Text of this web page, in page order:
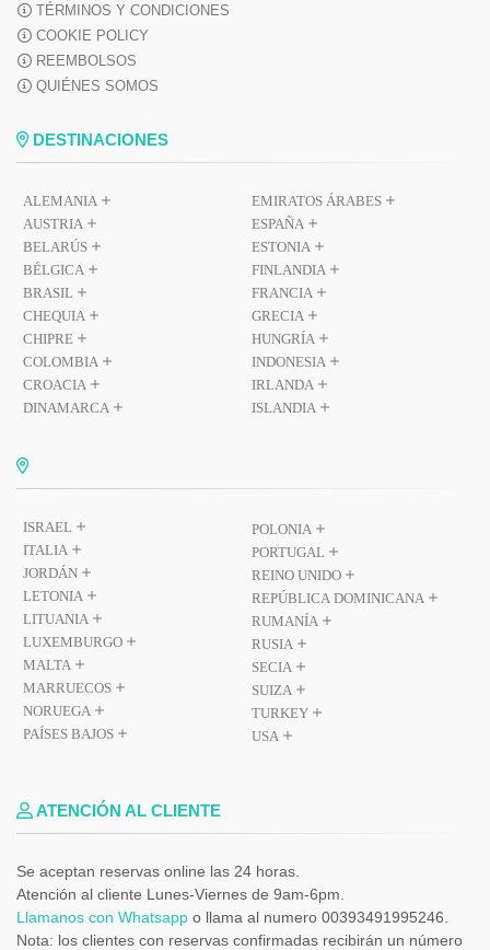
TÉRMINOS Y CONDICIONES
COOKIE POLICY
REEMBOLSOS
QUIÉNES SOMOS
DESTINACIONES
ALEMANIA
AUSTRIA
BELARÚS
BÉLGICA
BRASIL
CHEQUIA
CHIPRE
COLOMBIA
CROACIA
DINAMARCA
EMIRATOS ÁRABES
ESPAÑA
ESTONIA
FINLANDIA
FRANCIA
GRECIA
HUNGRÍA
INDONESIA
IRLANDA
ISLANDIA
ISRAEL
ITALIA
JORDÁN
LETONIA
LITUANIA
LUXEMBURGO
MALTA
MARRUECOS
NORUEGA
PAÍSES BAJOS
POLONIA
PORTUGAL
REINO UNIDO
REPÚBLICA DOMINICANA
RUMANÍA
RUSIA
SECIA
SUIZA
TURKEY
USA
ATENCIÓN AL CLIENTE
Se aceptan reservas online las 24 horas.
Atención al cliente Lunes-Viernes de 9am-6pm.
Llamanos con Whatsapp o llama al numero 00393491995246.
Nota: los clientes con reservas confirmadas recibirán un número